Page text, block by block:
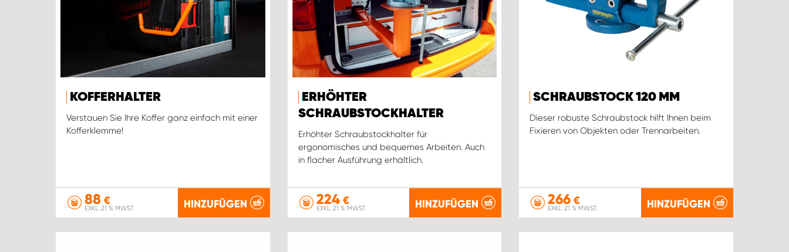
KOFFERHALTER
Verstauen Sie Ihre Koffer ganz einfach mit einer
Kofferklemme!
88 €
EXKL. 21 % MWST. HINZUFÜGEN
ERHÖHTER
SCHRAUBSTOCKHALTER
Erhöhter Schraubstockhalter für
ergonomisches und bequemes Arbeiten. Auch
in flacher Ausführung erhältlich.
224€
EXKL. 21 % MWST. HINZUFÜGEN
SCHRAUBSTOCK 120 MM
Dieser robuste Schraubstock hilft Ihnen beim
Fixieren von Objekten oder Trennarbeiten.
266 €
EXKL. 21 % MWST. HINZUFÜGEN